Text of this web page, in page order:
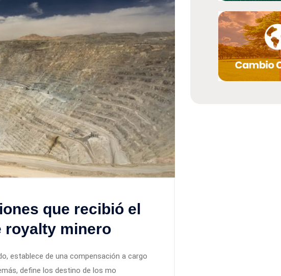
que recibió el
royalty minero
establece de una compensación a cargo
define los destino de los mo